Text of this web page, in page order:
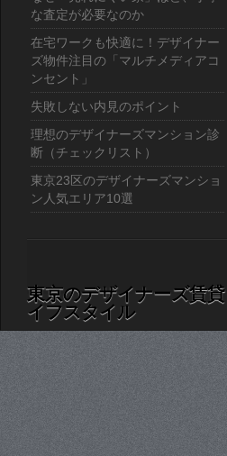
な査定が必要なのか
在宅ワークも快適に！デザイナー
ズ物件注目の「マルチメディアコ
ンセント」
失敗しない内見のポイント
理想のデザイナーズマンション診
断（チェックリスト）
東京23区のデザイナーズマンショ
ン人気エリア10選
東京のデザイナーズ賃
イフスタイル